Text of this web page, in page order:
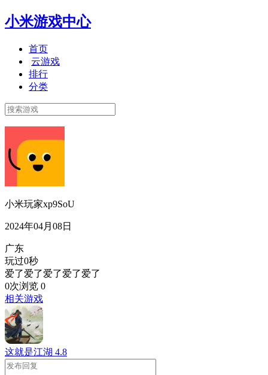
小米游戏中心
首页
云游戏
排行
分类
小米玩家xp9SoU
2024年04月08日
广东
玩过0秒
爱了爱了爱了爱了爱了
0次浏览 0
相关游戏
这就是江湖 4.8